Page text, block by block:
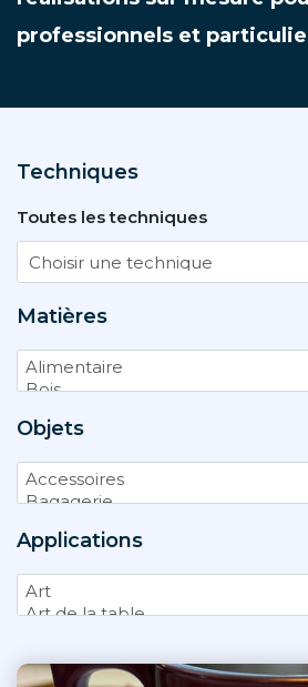
professionnels et
Techniques
Toutes les techniques
Matières
Objets
Applications